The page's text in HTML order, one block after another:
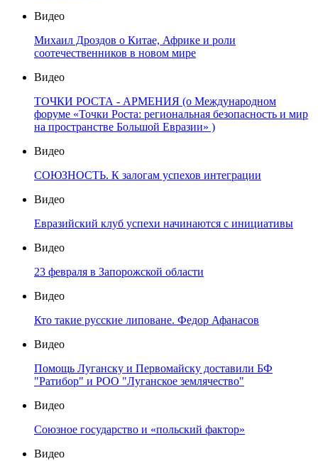
Видео
Михаил Дроздов о Китае, Африке и роли
соотечественников в новом мире
Видео
ТОЧКИ РОСТА - АРМЕНИЯ (о Международном
форуме «Точки Роста: региональная безопасность и мир
на пространстве Большой Евразии» )
Видео
СОЮЗНОСТЬ. К залогам успехов интеграции
Видео
Евразийский клуб успехи начинаются с инициативы
Видео
23 февраля в Запорожской области
Видео
Кто такие русские липоване. Федор Афанасов
Видео
Помощь Луганску и Первомайску доставили БФ
"Ратибор" и РОО "Луганское землячество"
Видео
Союзное государство и «польский фактор»
Видео